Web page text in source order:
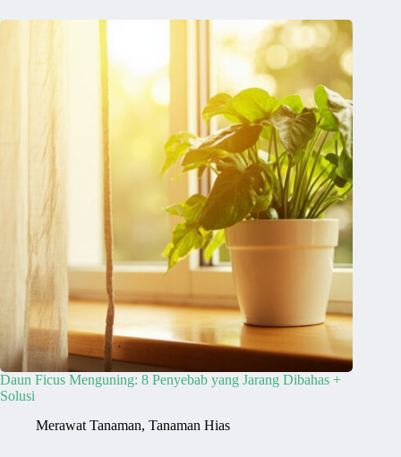
Daun Ficus Menguning: 8 Penyebab yang Jarang Dibahas +
Solusi
Merawat Tanaman, Tanaman Hias